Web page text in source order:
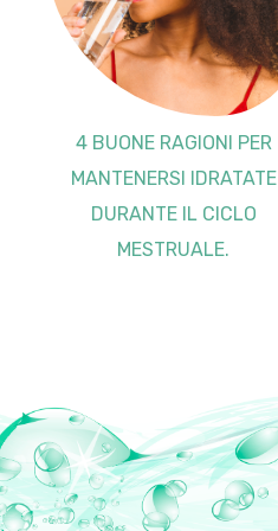
4 BUONE RAGIONI PER
MANTENERSI IDRATATE
DURANTE IL CICLO
MESTRUALE.